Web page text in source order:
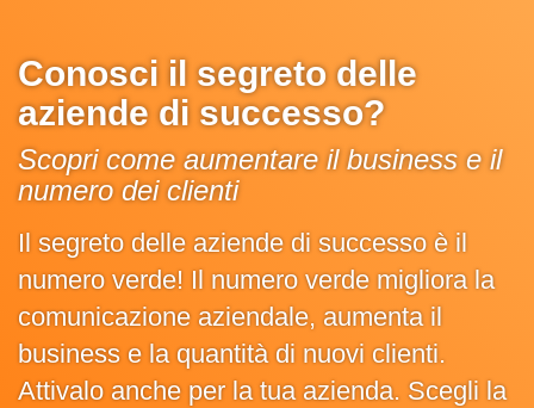
Conosci il segreto delle
aziende di successo?
Scopri come aumentare il business e il
numero dei clienti
Il segreto delle aziende di successo è il
numero verde! Il numero verde migliora la
comunicazione aziendale, aumenta il
business e la quantità di nuovi clienti.
Attivalo anche per la tua azienda. Scegli la